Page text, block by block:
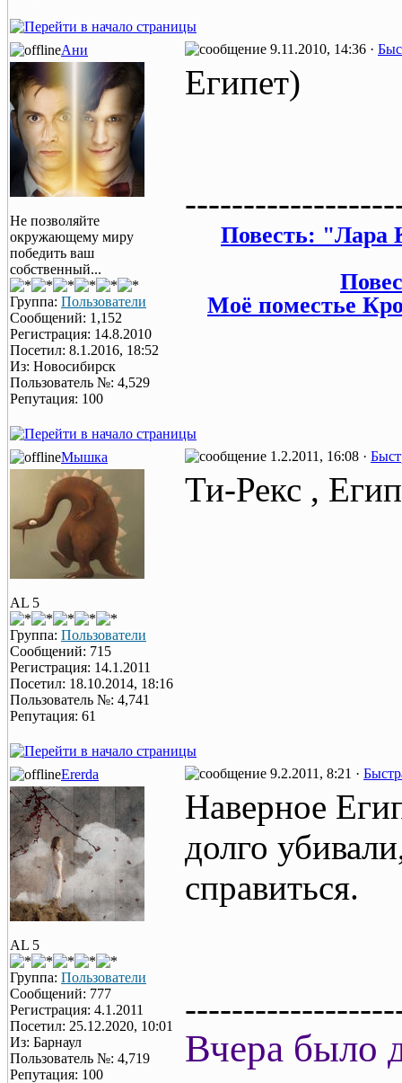
Ани 9.11.2010, 14:36 ·
Не позволяйте
окружающему миру
победить ваш
собственный...
Группа: Пользователи
Сообщений: 1,152
Регистрация: 14.8.2010
Посетил: 8.1.2016, 18:52
Из: Новосибирск
Пользователь №: 4,529
Репутация: 100
Египет)
Повесть: "Лара
Моё поместье
Мышка 1.2.2011, 16:08 ·
AL 5
Группа: Пользователи
Сообщений: 715
Регистрация: 14.1.2011
Посетил: 18.10.2014, 18:16
Пользователь №: 4,741
Репутация: 61
Ти-Рекс ,
Ererda 9.2.2011, 8:21 ·
AL 5
Группа: Пользователи
Сообщений: 777
Регистрация: 4.1.2011
Посетил: 25.12.2020, 10:01
Из: Барнаул
Пользователь №: 4,719
Репутация: 100
Наверное
долго
справиться.
Вчера было